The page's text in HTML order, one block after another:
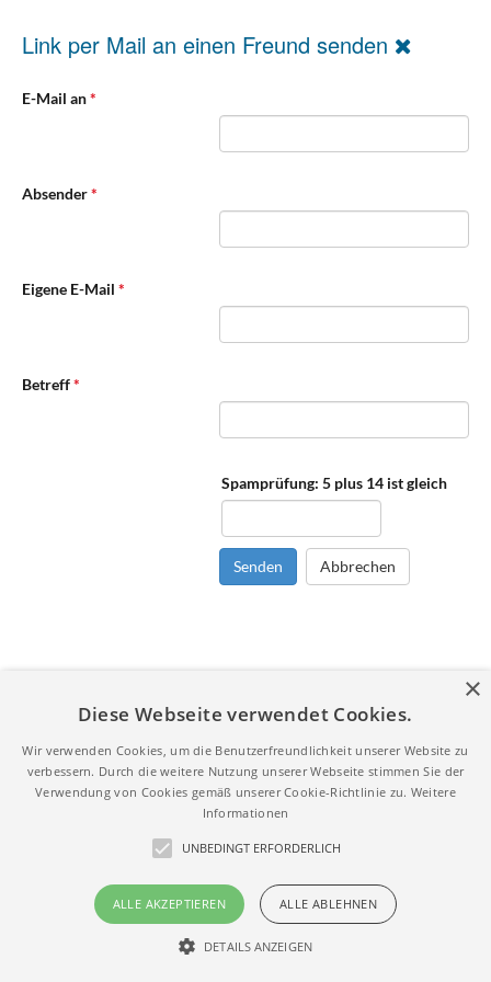
Link per Mail an einen Freund senden
E-Mail an*
Absender*
Eigene E-Mail *
Betreff*
Spamprüfung: 5 plus 14 ist gleich
Senden Abbrechen
×
Diese Webseite verwendet Cookies.
Wir verwenden Cookies, um die Benutzerfreundlichkeit unserer Website zu
verbessern. Durch die weitere Nutzung unserer Webseite stimmen Sie der
Verwendung von Cookies gemäß unserer Cookie-Richtlinie zu. Weitere
Informationen
UNBEDINGT ERFORDERLICH
ALLE AKZEPTIEREN ALLE ABLEHNEN
DETAILS ANZEIGEN